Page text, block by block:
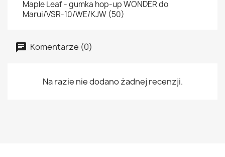
Maple Leaf - gumka hop-up WONDER do
Marui/VSR-10/WE/KJW (50)
Komentarze (0)
Na razie nie dodano żadnej recenzji.